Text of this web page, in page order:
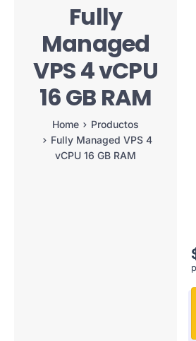
Fully
Managed
VPS 4 vCPU
16 GB RAM
Home
Productos
Fully Managed VPS 4
vCPU 16 GB RAM